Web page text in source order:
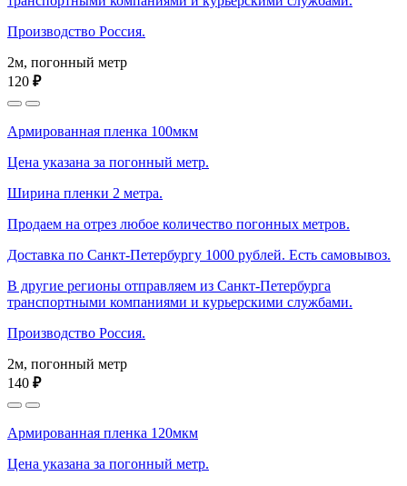
Производство Россия.
2м, погонный метр
120 ₽
Армированная пленка 100мкм
Цена указана за погонный метр.
Ширина пленки 2 метра.
Продаем на отрез любое количество погонных метров.
Доставка по Санкт-Петербургу 1000 рублей. Есть самовывоз.
В другие регионы отправляем из Санкт-Петербурга
транспортными компаниями и курьерскими службами.
Производство Россия.
2м, погонный метр
140 ₽
Армированная пленка 120мкм
Цена указана за погонный метр.